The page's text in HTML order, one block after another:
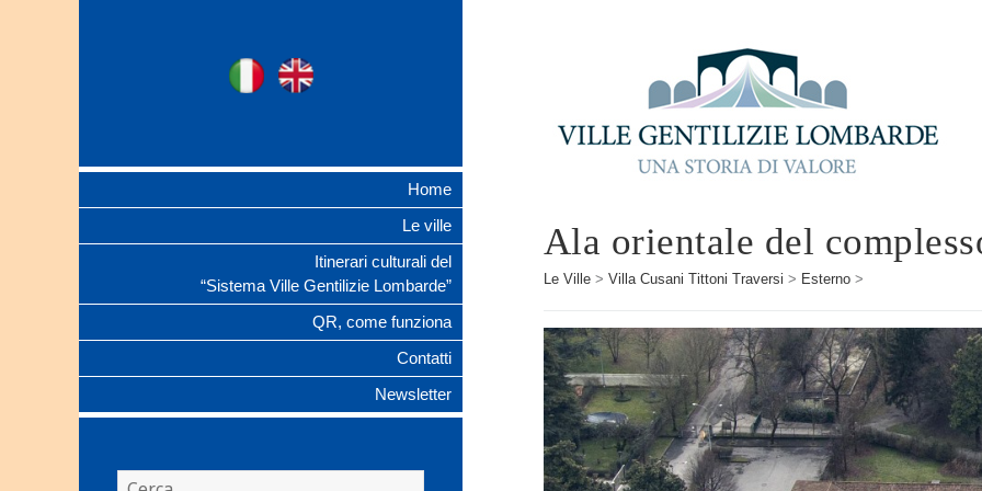
Ville Gentilizie
Ita
Home
Le ville
Itinerari culturali del
“Sistema Ville Gentilizie Lombarde”
QR, come funziona
Contatti
Newsletter
Ricerca
Ala orientale del
Le Ville> Villa Cusani Tittoni Traversi > Esterno>